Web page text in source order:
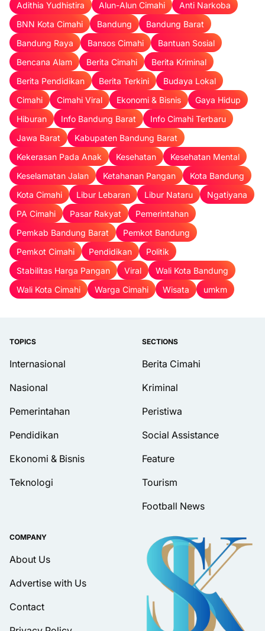
Adithia Yudhistira Alun-Alun Cimahi
Anti Narkoba
BNN Kota Cimahi
Bandung
Bandung Barat
Bandung Raya
Bansos Cimahi
Bantuan Sosial
Bencana Alam
Berita Cimahi
Berita Kriminal
Berita Pendidikan
Berita Terkini
Budaya Lokal
Cimahi
Cimahi Viral Ekonomi & Bisnis
Gaya Hidup
Hiburan
Info Bandung Barat
Info Cimahi Terbaru
Jawa Barat
Kabupaten Bandung Barat
Kekerasan Pada Anak
Kesehatan
Kesehatan Mental
Keselamatan Jalan
Ketahanan Pangan
Kota Bandung
Kota Cimahi
Libur Lebaran Libur Nataru
Ngatiyana
PA Cimahi
Pasar Rakyat
Pemerintahan
Pemkab Bandung Barat
Pemkot Bandung
Pemkot Cimahi
Pendidikan
Politik
Stabilitas Harga Pangan
Viral
Wali Kota Bandung
Wali Kota Cimahi
Warga Cimahi Wisata umkm
TOPICS
Internasional
Nasional
Pemerintahan
Pendidikan
Ekonomi & Bisnis
Teknologi
SECTIONS
Berita Cimahi
Kriminal
Peristiwa
Social Assistance
Feature
Tourism
Football News
COMPANY
About Us
Advertise with Us
Contact